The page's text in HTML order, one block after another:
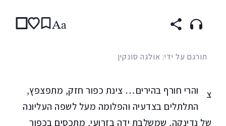
Aa
תורגם על ידי: אולגה סונקין
צ
והרי חורף בהירים… צינת כפור חזק, מתפצפץ,
התלתלים בצדעיה והפלומה מעל לשפה העליונה
של נדינקה, שמשלבת ידה בזרועי, מתכסים בכפור